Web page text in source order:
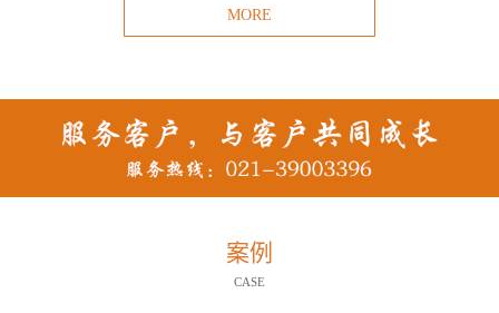
MORE
案例
CASE